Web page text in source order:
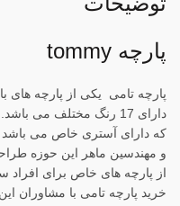
پارچه tommy
پارچه تامی یکی از پارچه های
که دارای آستری خاص می
و مهندسین ماهر این حوزه
از پارچه های خاص برای افراد
خرید پارچه تامی با مشاوران